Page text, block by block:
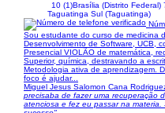
10 (1)Brasília (Distrito Federal)
Taguatinga Sul (Taguatinga)
Sou estudante do curso de medicina
Desenvolvimento de Software, UCB,
Presencial VIOLÃO de matemática,
Superior, química, destravando a
Metodologia ativa de aprendizagem.
foco é ajudar...
Miguel Jesus Salomon Cana
precisaba de fazer uma recuperação
atenciosa e fez eu passar na